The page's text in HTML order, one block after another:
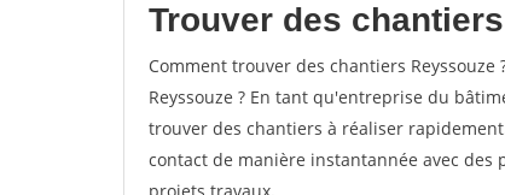
Trouver des
Comment trouver des chantiers
Reyssouze ? En tant qu'entreprise du
trouver des chantiers à réaliser
contact de manière instantannée avec